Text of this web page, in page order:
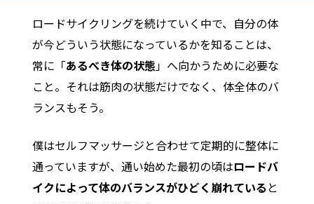
ロードサイクリングを続けていく中で、自分の体
が今どういう状態になっているかを知ることは、
常に「あるべき体の状態」へ向かうために必要な
こと。それは筋肉の状態だけでなく、体全体のバ
ランスもそう。
僕はセルフマッサージと合わせて定期的に整体に
通っていますが、通い始めた最初の頃はロードバ
イクによって体のバランスがひどく崩れている と